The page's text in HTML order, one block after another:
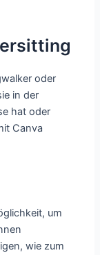
oder
in der
hat oder
Canva
um
wie zum